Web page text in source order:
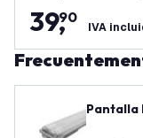
39,
90
IVA
Pantalla
8W -